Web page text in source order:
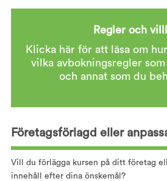
Regler och
Klicka här för att läsa om
vilka avbokningsregler
och annat som du
Företagsförlagd eller
Vill du förlägga kursen på ditt företag
innehåll efter dina önskemål?